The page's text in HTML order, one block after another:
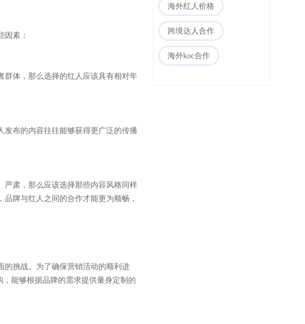
素：
体，那么选择的红人应该具有相对年
布的内容往往能够获得更广泛的传播
肃，那么应该选择那些内容风格同样
牌与红人之间的合作才能更为顺畅，
的挑战。为了确保营销活动的顺利进
能够根据品牌的需求提供量身定制的
海外红人价格
跨境达人合作
海外koc合作